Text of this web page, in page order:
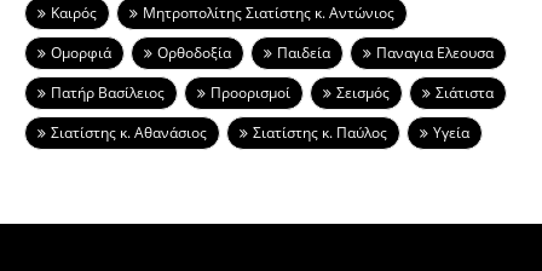
Καιρός
Μητροπολίτης Σιατίστης κ. Αντώνιος
Ομορφιά
Ορθοδοξία Παιδεία
Παναγια Ελεουσα
Πατήρ Βασίλειος
Προορισμοί Σεισμός
Σιάτιστα
Σιατίστης κ. Αθανάσιος
Σιατίστης κ. Παύλος Υγεία